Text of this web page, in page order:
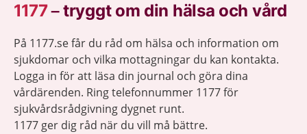
1177–tryggt om din hälsa och vård
På 1177.se får du råd om hälsa och information om
sjukdomar och vilka mottagningar du kan kontakta.
Logga in för att läsa din journal och göra dina
vårdärenden. Ring telefonnummer 1177 för
sjukvårdsrådgivning dygnet runt.
1177 ger dig råd när du vill må bättre.